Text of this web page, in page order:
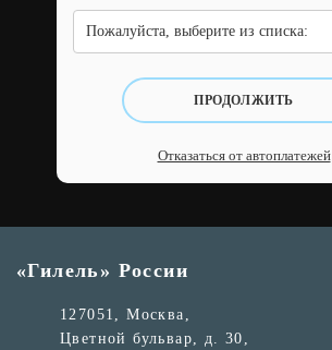
Пожалуйста, выберите из списка:
ПРОДОЛЖИТЬ
Отказаться от автоплатежей
«Гилель» России
127051, Москва,
Цветной бульвар, д. 30,